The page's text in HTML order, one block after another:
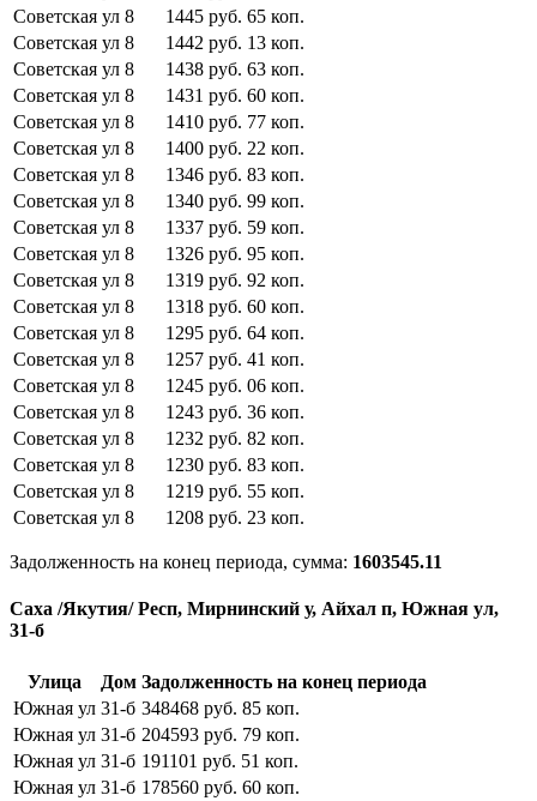
Советская ул 8 1445 руб. 65 коп.
Советская ул 8 1442 руб. 13 коп.
Советская ул 8 1438 руб. 63 коп.
Советская ул 8 1431 руб. 60 коп.
Советская ул 8 1410 руб. 77 коп.
Советская ул 8 1400 руб. 22 коп.
Советская ул 8 1346 руб. 83 коп.
Советская ул 8 1340 руб. 99 коп.
Советская ул 8 1337 руб. 59 коп.
Советская ул 8 1326 руб. 95 коп.
Советская ул 8 1319 руб. 92 коп.
Советская ул 8 1318 руб. 60 коп.
Советская ул 8 1295 руб. 64 коп.
Советская ул 8 1257 руб. 41 коп.
Советская ул 8 1245 руб. 06 коп.
Советская ул 8 1243 руб. 36 коп.
Советская ул 8 1232 руб. 82 коп.
Советская ул 8 1230 руб. 83 коп.
Советская ул 8 1219 руб. 55 коп.
Советская ул 8 1208 руб. 23 коп.
Задолженность на конец периода, сумма: 1603545.11
Саха /Якутия/ Респ, Мирнинский у, Айхал п, Южная ул,
31-б
Улица Дом Задолженность на конец периода
Южная ул 31-б 348468 руб. 85 коп.
Южная ул 31-б 204593 руб. 79 коп.
Южная ул 31-б 191101 руб. 51 коп.
Южная ул 31-б 178560 руб. 60 коп.